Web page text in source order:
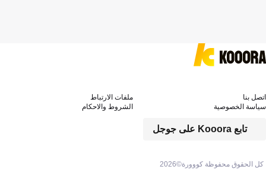
كل الحقوق محفوظة كووورة©2026
تابع Kooora على جوجل
اتصل بنا
ملفات الارتباط
سياسة الخصوصية
الشروط والاحكام